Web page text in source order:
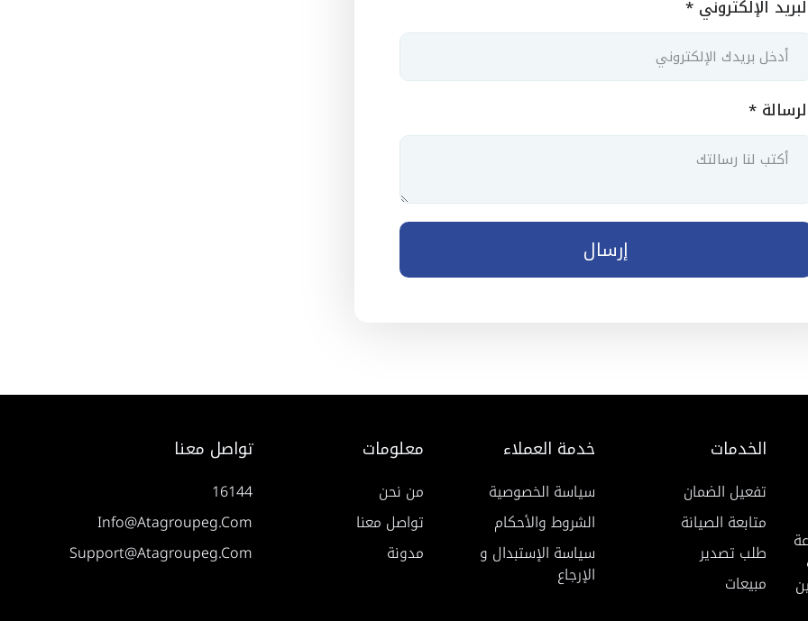
الإلكتروني *
*
إرسال
الخدمات
تفعيل الضمان
متابعة الصيانة
طلب تصدير
مبيعات
خدمة العملاء
سياسة الخصوصية
الشروط والأحكام
سياسة الإستبدال و
الإرجاع
معلومات
من نحن
تواصل معنا
مدونة
تواصل معنا
16144
Info@atagroupeg.com
Support@atagroupeg.com